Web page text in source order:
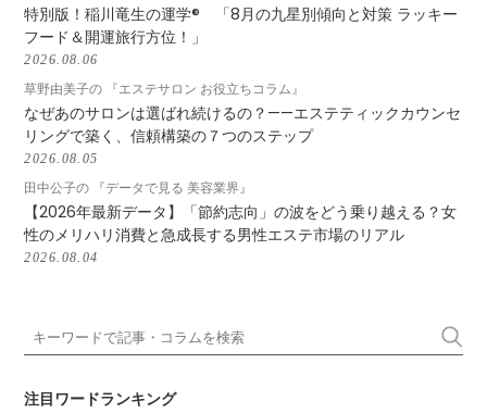
特別版！稲川竜生の運学® 「8月の九星別傾向と対策 ラッキー
フード＆開運旅行方位！」
2026.08.06
草野由美子の 『エステサロン お役立ちコラム』
なぜあのサロンは選ばれ続けるの？——エステティックカウンセ
リングで築く、信頼構築の７つのステップ
2026.08.05
田中公子の 『データで見る 美容業界』
【2026年最新データ】「節約志向」の波をどう乗り越える？女
性のメリハリ消費と急成長する男性エステ市場のリアル
2026.08.04
注目ワードランキング